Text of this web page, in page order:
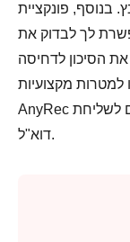
בנוסף, פונקציית
לך לבדוק את
הסיכון לדחיסה
מקצועיות,
AnyRec מספק דרך יציבה וחוסכת זמן להכין סרטונים לשליחת
דוא"ל.